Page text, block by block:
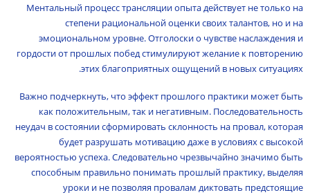
Ментальный процесс трансляции опыта действует не только на
степени рациональной оценки своих талантов, но и на
эмоциональном уровне. Отголоски о чувстве наслаждения и
гордости от прошлых побед стимулируют желание к повторению
этих благоприятных ощущений в новых ситуациях.
Важно подчеркнуть, что эффект прошлого практики может быть
как положительным, так и негативным. Последовательность
неудач в состоянии сформировать склонность на провал, которая
будет разрушать мотивацию даже в условиях с высокой
вероятностью успеха. Следовательно чрезвычайно значимо быть
способным правильно понимать прошлый практику, выделяя
уроки и не позволяя провалам диктовать предстоящие